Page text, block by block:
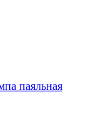
паяльная